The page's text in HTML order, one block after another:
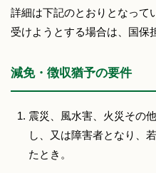
詳細は下記のとおりとなって
受けようとする場合は、国保
減免・徴収猶予の要件
震災、風水害、火災その
し、又は障害者となり、
たとき。